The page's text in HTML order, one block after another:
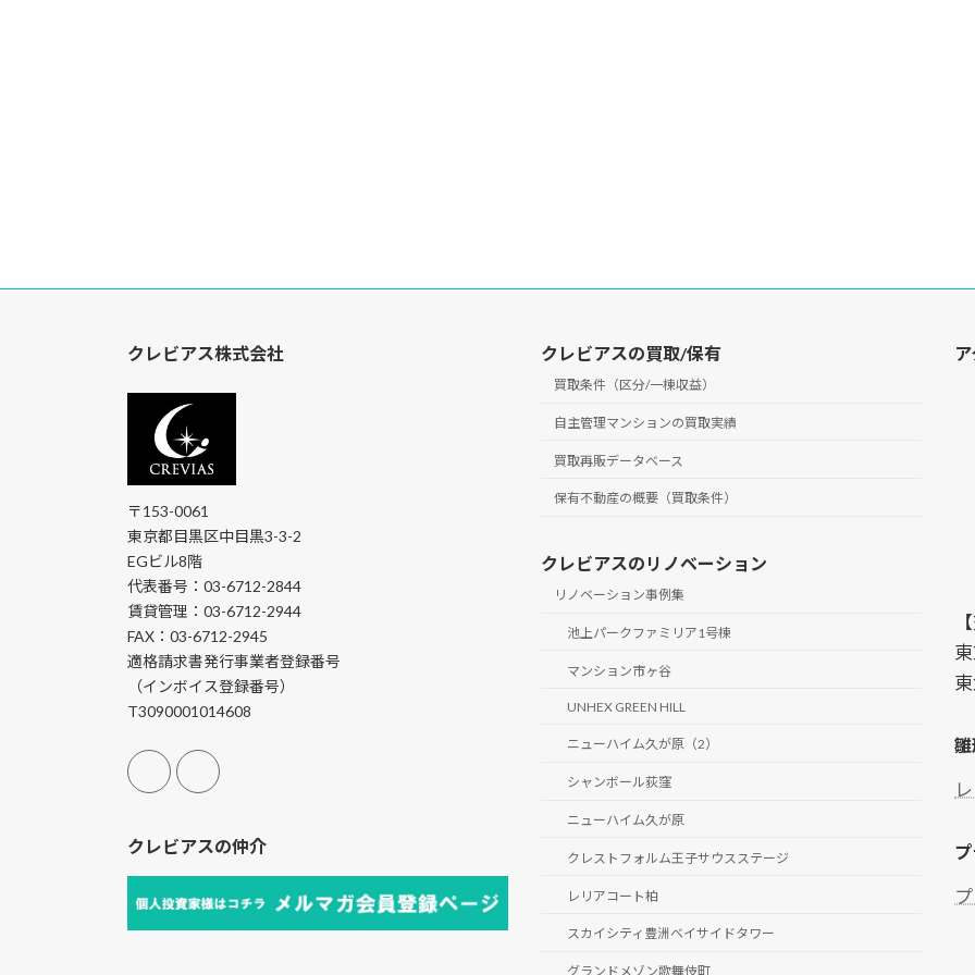
クレビアス株式会社
〒153-0061
東京都目黒区中目黒3-3-2
EGビル8階
代表番号：03-6712-2844
賃貸管理：03-6712-2944
FAX：03-6712-2945
適格請求書発行事業者登録番号
（インボイス登録番号）
T3090001014608
クレビアスの仲介
クレビアスの買取/保有
買取条件（区分/一棟収益）
自主管理マンションの買取実績
買取再販データベース
保有不動産の概要（買取条件）
クレビアスのリノベーション
リノベーション事例集
池上パークファミリア1号棟
マンション市ヶ谷
UNHEX GREEN HILL
ニューハイム久が原（2）
シャンボール荻窪
ニューハイム久が原
クレストフォルム王子サウスステージ
レリアコート柏
スカイシティ豊洲ベイサイドタワー
グランドメゾン歌舞伎町